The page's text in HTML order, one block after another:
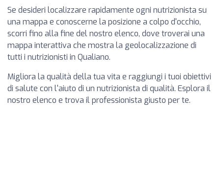
Se desideri localizzare rapidamente ogni nutrizionista su
una mappa e conoscerne la posizione a colpo d'occhio,
scorri fino alla fine del nostro elenco, dove troverai una
mappa interattiva che mostra la geolocalizzazione di
tutti i nutrizionisti in Qualiano.
Migliora la qualità della tua vita e raggiungi i tuoi obiettivi
di salute con l'aiuto di un nutrizionista di qualità. Esplora il
nostro elenco e trova il professionista giusto per te.